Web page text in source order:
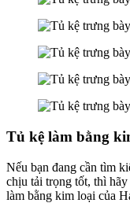
Tủ kệ làm bằng
Nếu bạn đang cần tìm
chịu tải trọng tốt, thì
làm bằng kim loại của